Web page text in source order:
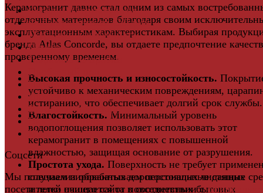
Керамогранит давно стал одним из самых
отделочных материалов благодаря своим
эксплуатационным характеристикам. Выбирая
бренда Atlas Concorde, вы отдаете предпочтение
проверенному временем.
Высокая прочность и износостойкость.
устойчиво к механическим повреждениям,
истиранию, что обеспечивает долгий срок службы.
Влагостойкость. Минимальный уровень
водопоглощения позволяет использовать этот
керамогранит в помещениях с повышенной
влажностью, защищая основание от разрушения.
Простота ухода. Поверхность не требует
специализированных дорогостоящих чистящих
и легко очищается от повседневных бытовых
Фасадные термопанели
Фиброцементный Сайдинг
Подложка для ламината
Плинтус
Подложка из пробки
Паркетная доска
Инженерная паркетная доска
Виниловый ламинат
Винты для ручек
Массивная доска
Соцсети
Мы получаем и обрабатываем персональные данные
посетителей нашего сайта в соответствии с